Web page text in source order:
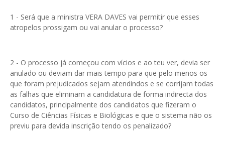
1 - Será que a ministra VERA DAVES vai permitir que esses
atropelos prossigam ou vai anular o processo?
2 - O processo já começou com vícios e ao teu ver, devia ser
anulado ou deviam dar mais tempo para que pelo menos os
que foram prejudicados sejam atendindos e se corrijam todas
as falhas que eliminam a candidatura de forma indirecta dos
candidatos, principalmente dos candidatos que fizeram o
Curso de Ciências Físicas e Biológicas e que o sistema não os
previu para devida inscrição tendo os penalizado?